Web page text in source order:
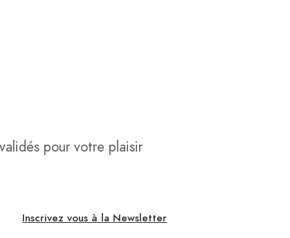
pour votre plaisir
Inscrivez vous à la Newsletter